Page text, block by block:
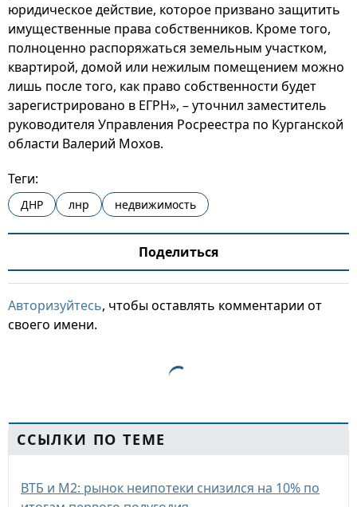
юридическое действие, которое призвано защитить
имущественные права собственников. Кроме того,
полноценно распоряжаться земельным участком,
квартирой, домой или нежилым помещением можно
лишь после того, как право собственности будет
зарегистрировано в ЕГРН», – уточнил заместитель
руководителя Управления Росреестра по Курганской
области Валерий Мохов.
Теги:
ДНР лнр недвижимость
Поделиться
Авторизуйтесь, чтобы оставлять комментарии от
своего имени.
ССЫЛКИ ПО ТЕМЕ
ВТБ и М2: рынок неипотеки снизился на 10% по